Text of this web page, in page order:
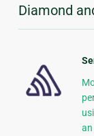
Diamond